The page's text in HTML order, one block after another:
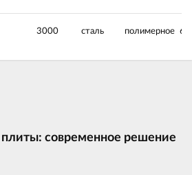
3000 сталь полимерное
современное решение